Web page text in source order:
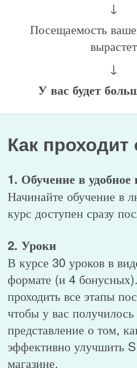
↓
Посещаемость
вырастет
↓
У вас будет
Как проходит
1. Обучение в удобное
Начинайте обучение в
курс доступен сразу
2. Уроки
В курсе 30 уроков в
формате (и 4
проходить все этапы
чтобы у вас
представление о том,
эффективно улучшить
магазине.